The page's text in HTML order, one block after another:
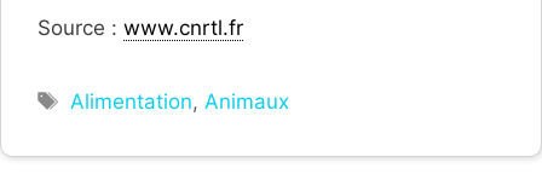
Source : www.cnrtl.fr
Étiquettes
Alimentation, Animaux